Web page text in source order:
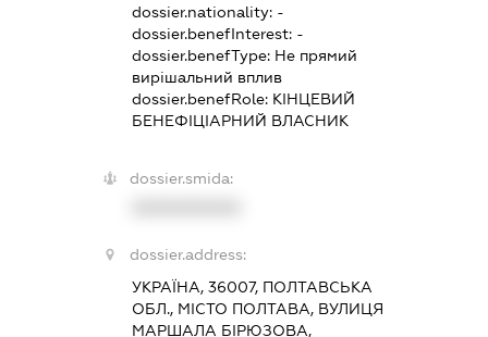
dossier.nationality: -
dossier.benefInterest: -
dossier.benefType: Не прямий
вирішальний вплив
dossier.benefRole: КІНЦЕВИЙ
БЕНЕФІЦІАРНИЙ ВЛАСНИК
dossier.smida:
dossier.address:
УКРАЇНА, 36007, ПОЛТАВСЬКА
ОБЛ., МІСТО ПОЛТАВА, ВУЛИЦЯ
МАРШАЛА БІРЮЗОВА,